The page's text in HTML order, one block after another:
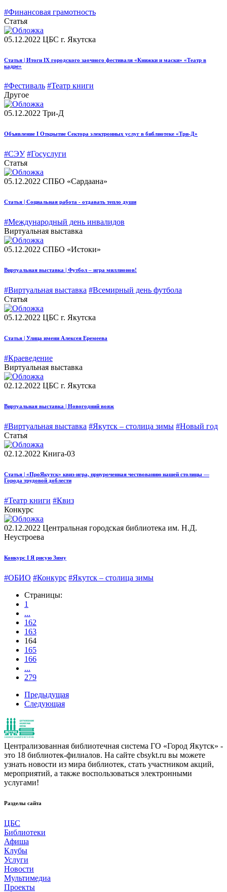
#Финансовая грамотность
Статья
05.12.2022 ЦБС г. Якутска
Статья | Итоги IХ городского заочного фестиваля «Книжки и маски» «Театр в
кадре»
#Фестиваль #Театр книги
Другое
05.12.2022 Три-Д
Объявление I Открытие Сектора электронных услуг в библиотеке «Три-Д»
#СЭУ #Госуслуги
Статья
05.12.2022 СПБО «Сардаана»
Статья | Социальная работа - отдавать тепло души
#Международный день инвалидов
Виртуальная выставка
05.12.2022 СПБО «Истоки»
Виртуальная выставка | Футбол – игра миллионов!
#Виртуальная выставка #Всемирный день футбола
Статья
05.12.2022 ЦБС г. Якутска
Статья | Улица имени Алексея Еремеева
#Краеведение
Виртуальная выставка
02.12.2022 ЦБС г. Якутска
Виртуальная выставка | Новогодний вояж
#Виртуальная выставка #Якутск – столица зимы #Новый год
Статья
02.12.2022 Книга-03
Статья | «ПроЯкутск» квиз-игра, приуроченная чествованию нашей столицы —
Города трудовой доблести
#Театр книги #Квиз
Конкурс
02.12.2022 Центральная городская библиотека им. Н.Д.
Неустроева
Конкурс I Я рисую Зиму
#ОБИО #Конкурс #Якутск – столица зимы
Страницы:
1
...
162
163
164
165
166
...
279
Предыдущая
Следующая
Централизованная библиотечная система ГО «Город Якутск» -
это 18 библиотек-филиалов. На сайте cbsykt.ru вы можете
узнать новости из мира библиотек, стать участником акций,
мероприятий, а также воспользоваться электронными
услугами!
Разделы сайта
ЦБС
Библиотеки
Афиша
Клубы
Услуги
Новости
Мультимедиа
Проекты